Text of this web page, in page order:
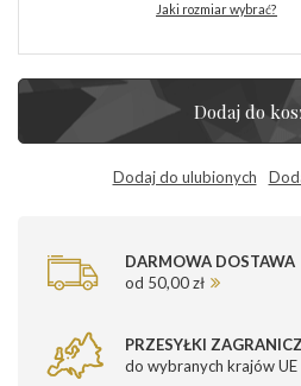
Jaki rozmiar wybrać?
Dodaj do
Dodaj do ulubionych
DARMOWA DOSTAWA
od 50,00 zł
PRZESYŁKI
do wybranych krajów UE